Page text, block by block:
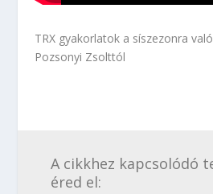
TRX gyakorlatok a síszezonra
Pozsonyi Zsolttól
A cikkhez kapcsolódó
éred el: